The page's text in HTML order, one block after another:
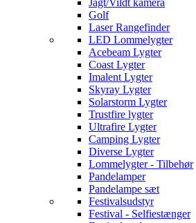
Jagt/Vildt kamera
Golf
Laser Rangefinder
LED Lommelygter
Acebeam Lygter
Coast Lygter
Imalent Lygter
Skyray Lygter
Solarstorm Lygter
Trustfire lygter
Ultrafire Lygter
Camping Lygter
Diverse Lygter
Lommelygter - Tilbehør
Pandelamper
Pandelampe sæt
Festivalsudstyr
Festival - Selfiestænger